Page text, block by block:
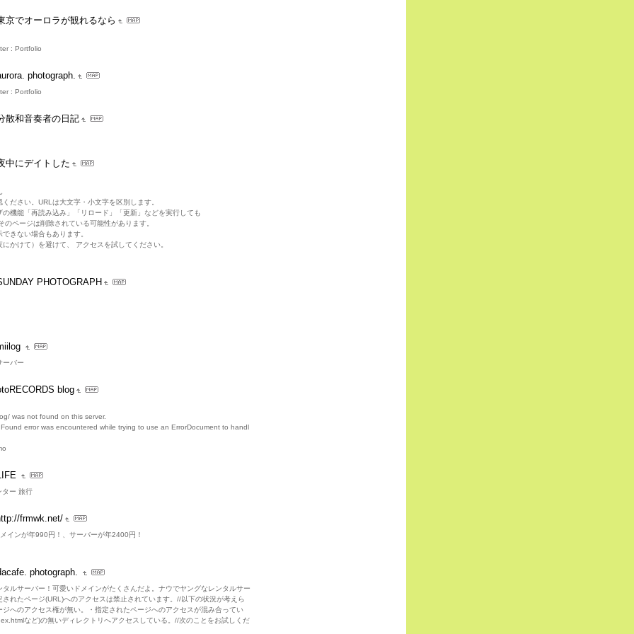
京でオーロラが観れるなら
: Portfolio
photograph.
: Portfolio
散和音奏者の日記
中にデイトした
ださい。URLは大文字・小文字を区別します。
機能「再読み込み」「リロード」「更新」などを実行しても
のページは削除されている可能性があります。
きない場合もあります。
かけて）を避けて、 アクセスを試してください。
PHOTOGRAPH
ーバー
blog
was not found on this server.
error was encountered while trying to use an ErrorDocument to handl
ター 旅行
frmwk.net/
インが年990円！、サーバーが年2400円！
photograph.
ルサーバー！可愛いドメインがたくさんだよ。ナウでヤングなレンタルサー
れたページ(URL)へのアクセスは禁止されています。//以下の状況が考えら
ジへのアクセス権が無い。・指定されたページへのアクセスが混み合ってい
など)の無いディレクトリへアクセスしている。//次のことをお試しくだ